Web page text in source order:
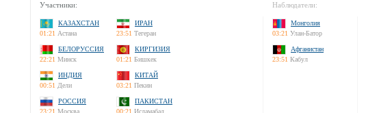
Участники:
КАЗАХСТАН
01:21 Астана
ИРАН
23:51 Тегеран
БЕЛОРУССИЯ
22:21 Минск
КИРГИЗИЯ
01:21 Бишкек
ИНДИЯ
00:51 Дели
КИТАЙ
03:21 Пекин
РОССИЯ
23:21 Москва
ПАКИСТАН
00:21 Исламабад
Наблюдатели:
Монголия
03:21 Улан-Батор
Афганистан
23:51 Кабул